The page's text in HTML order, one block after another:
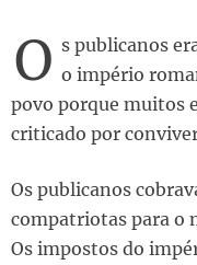
O s publicanos
o império
povo porque muitos
criticado por
Os publicanos
compatriotas para o
Os impostos do